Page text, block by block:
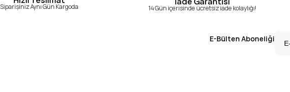
Siparişiniz Aynı Gün Kargoda 14 Gün içerisinde ücretsiz iade kolaylığı!
E-Bülten Aboneliği